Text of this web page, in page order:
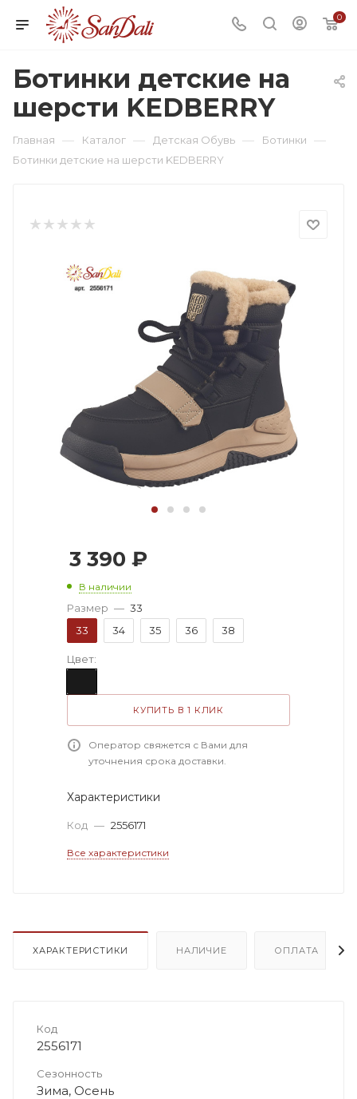
0
Ботинки детские на
шерсти KEDBERRY
Главная — Каталог — Детская Обувь — Ботинки —
Ботинки детские на шерсти KEDBERRY
3 390 ₽
В наличии
Размер — 33
33
34 35 36 38
Цвет:
КУПИТЬ В 1 КЛИК
Оператор свяжется с Вами для
уточнения срока доставки.
Характеристики
Код — 2556171
Все характеристики
ХАРАКТЕРИСТИКИ НАЛИЧИЕ ОПЛАТА
Код
2556171
Сезонность
Зима, Осень